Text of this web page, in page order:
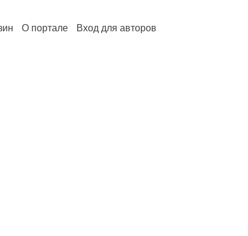
О портале Вход для авторов